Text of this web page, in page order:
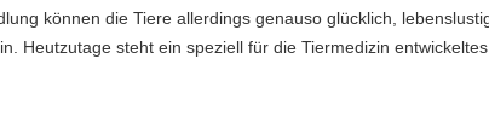
können die Tiere allerdings genauso glücklich,
Heutzutage steht ein speziell für die Tiermedizin